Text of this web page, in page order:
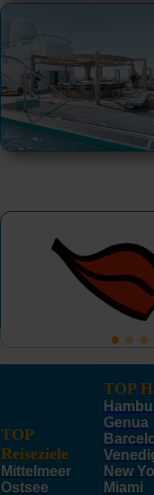
TOP
Reiseziele
Mittelmeer
Ostsee
TOP
Genua
New
Miami